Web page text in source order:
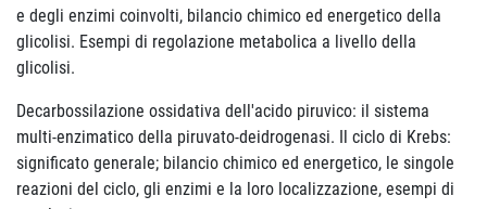
e degli enzimi coinvolti, bilancio chimico ed energetico della
glicolisi. Esempi di regolazione metabolica a livello della
glicolisi.
Decarbossilazione ossidativa dell'acido piruvico: il sistema
multi-enzimatico della piruvato-deidrogenasi. Il ciclo di Krebs:
significato generale; bilancio chimico ed energetico, le singole
reazioni del ciclo, gli enzimi e la loro localizzazione, esempi di